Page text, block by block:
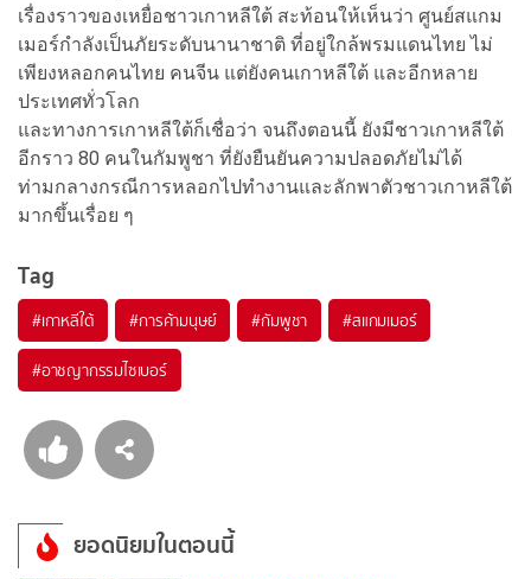
เรื่องราวของเหยื่อชาวเกาหลีใต้ สะท้อนให้เห็นว่า ศูนย์สแกม
เมอร์กำลังเป็นภัยระดับนานาชาติ ที่อยู่ใกล้พรมแดนไทย ไม่
เพียงหลอกคนไทย คนจีน แต่ยังคนเกาหลีใต้ และอีกหลาย
ประเทศทั่วโลก
และทางการเกาหลีใต้ก็เชื่อว่า จนถึงตอนนี้ ยังมีชาวเกาหลีใต้
อีกราว 80 คนในกัมพูชา ที่ยังยืนยันความปลอดภัยไม่ได้
ท่ามกลางกรณีการหลอกไปทำงานและลักพาตัวชาวเกาหลีใต้
มากขึ้นเรื่อย ๆ
Tag
#เกาหลีใต้ #การค้ามนุษย์ #กัมพูชา #สแกมเมอร์
#อาชญากรรมไซเบอร์
ยอดนิยมในตอนนี้